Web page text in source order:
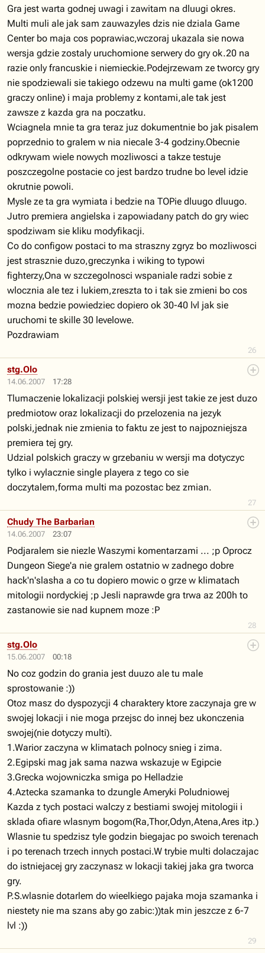
26
Gra jest warta godnej uwagi i zawitam na dluugi okres.
Multi muli ale jak sam zauwazyles dzis nie dziala Game
Center bo maja cos poprawiac,wczoraj ukazala sie nowa
wersja gdzie zostaly uruchomione serwery do gry ok.20 na
razie only francuskie i niemieckie.Podejrzewam ze tworcy gry
nie spodziewali sie takiego odzewu na multi game (ok1200
graczy online) i maja problemy z kontami,ale tak jest
zawsze z kazda gra na poczatku.
Wciagnela mnie ta gra teraz juz dokumentnie bo jak pisalem
poprzednio to gralem w nia niecale 3-4 godziny.Obecnie
odkrywam wiele nowych mozliwosci a takze testuje
poszczegolne postacie co jest bardzo trudne bo level idzie
okrutnie powoli.
Mysle ze ta gra wymiata i bedzie na TOPie dluugo dluugo.
Jutro premiera angielska i zapowiadany patch do gry wiec
spodziwam sie kliku modyfikacji.
Co do configow postaci to ma straszny zgryz bo mozliwosci
jest strasznie duzo,greczynka i wiking to typowi
fighterzy,Ona w szczegolnosci wspaniale radzi sobie z
wlocznia ale tez i lukiem,zreszta to i tak sie zmieni bo cos
mozna bedzie powiedziec dopiero ok 30-40 lvl jak sie
uruchomi te skille 30 levelowe.
Pozdrawiam
14.06.2007 17:28
27
stg.Olo
Tlumaczenie lokalizacji polskiej wersji jest takie ze jest duzo
predmiotow oraz lokalizacji do przelozenia na jezyk
polski,jednak nie zmienia to faktu ze jest to najpozniejsza
premiera tej gry.
Udzial polskich graczy w grzebaniu w wersji ma dotyczyc
tylko i wylacznie single playera z tego co sie
doczytalem,forma multi ma pozostac bez zmian.
14.06.2007 23:07
28
Chudy The Barbarian
Podjaralem sie niezle Waszymi komentarzami ... ;p Oprocz
Dungeon Siege'a nie gralem ostatnio w zadnego dobre
hack'n'slasha a co tu dopiero mowic o grze w klimatach
mitologii nordyckiej ;p Jesli naprawde gra trwa az 200h to
zastanowie sie nad kupnem moze :P
15.06.2007 00:18
29
stg.Olo
No coz godzin do grania jest duuzo ale tu male
sprostowanie :))
Otoz masz do dyspozycji 4 charaktery ktore zaczynaja gre w
swojej lokacji i nie moga przejsc do innej bez ukonczenia
swojej(nie dotyczy multi).
1.Warior zaczyna w klimatach polnocy snieg i zima.
2.Egipski mag jak sama nazwa wskazuje w Egipcie
3.Grecka wojowniczka smiga po Helladzie
4.Aztecka szamanka to dzungle Ameryki Poludniowej
Kazda z tych postaci walczy z bestiami swojej mitologii i
sklada ofiare wlasnym bogom(Ra,Thor,Odyn,Atena,Ares itp.)
Wlasnie tu spedzisz tyle godzin biegajac po swoich terenach
i po terenach trzech innych postaci.W trybie multi dolaczajac
do istniejacej gry zaczynasz w lokacji takiej jaka gra tworca
gry.
P.S.wlasnie dotarlem do wieelkiego pajaka moja szamanka i
niestety nie ma szans aby go zabic:))tak min jeszcze z 6-7
lvl :))